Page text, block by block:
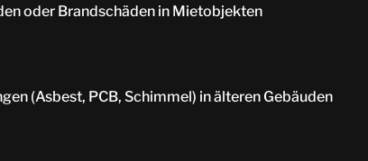
oder Brandschäden in Mietobjekten
(Asbest, PCB, Schimmel) in älteren Gebäuden